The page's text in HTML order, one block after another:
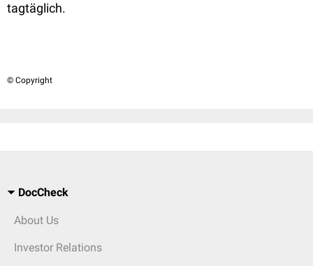
tagtäglich.
© Copyright
DocCheck
About Us
Investor Relations